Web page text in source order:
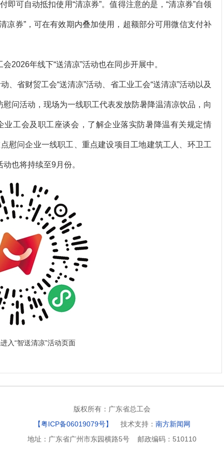
可自动抵扣使用“清凉券”。值得注意的是，“清凉券”自领
凉券”，可在有效期内叠加使用，超额部分可用微信支付补
年线下“送清凉”活动也在同步开展中。
省财贸工会“送清凉”活动、省工业工会“送清凉”活动以及
问活动，现场为一线职工代表发放防暑降温清凉饮品，向
工会及职工座谈会，了解企业落实防暑降温有关规定情
慰问企业一线职工、重点建设项目工地建筑工人、环卫工
也将持续至9月份。
入“智送清凉”活动页面
版权所有：广东省总工会
【粤ICP备06019079号】
技术支持： 南方新闻网
地址：广东省广州市东园横路5号 邮政编码：510110